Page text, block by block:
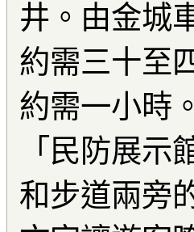
井。由金城
約需三十至
約需一小時
「民防展
和步道兩旁